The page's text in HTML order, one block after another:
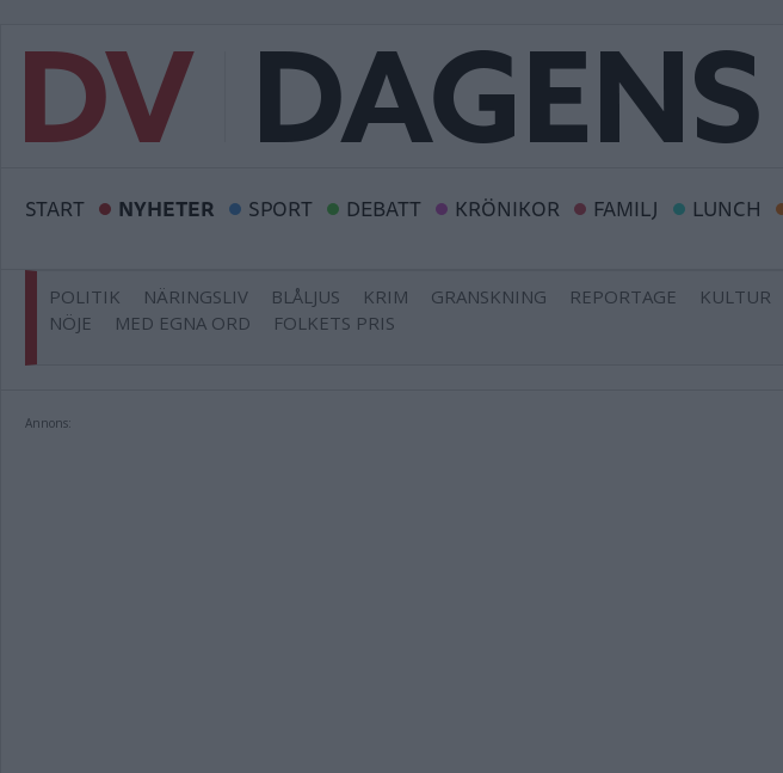
START NYHETER SPORT DEBATT KRÖNIKOR FAMILJ LUNCH
POLITIK NÄRINGSLIV BLÅLJUS KRIM GRANSKNING REPORTAGE
KULTUR
NÖJE
MED EGNA ORD FOLKETS PRIS
Annons: